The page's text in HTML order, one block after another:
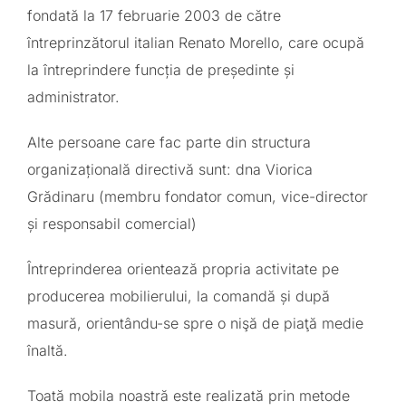
fondată la 17 februarie 2003 de către
întreprinzătorul italian Renato Morello, care ocupă
la întreprindere funcția de președinte și
administrator.
Alte persoane care fac parte din structura
organizațională directivă sunt: dna Viorica
Grădinaru (membru fondator comun, vice-director
și responsabil comercial)
Întreprinderea orientează propria activitate pe
producerea mobilierului, la comandă și după
masură, orientându-se spre o nişă de piaţă medie
înaltă.
Toată mobila noastră este realizată prin metode